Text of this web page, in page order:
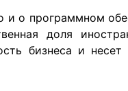
и о программном
доля
бизнеса и несет